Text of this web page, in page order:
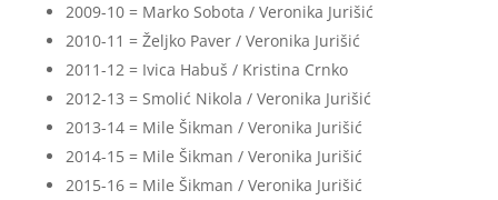
2009-10 = Marko Sobota / Veronika Jurišić
2010-11 = Željko Paver / Veronika Jurišić
2011-12 = Ivica Habuš / Kristina Crnko
2012-13 = Smolić Nikola / Veronika Jurišić
2013-14 = Mile Šikman / Veronika Jurišić
2014-15 = Mile Šikman / Veronika Jurišić
2015-16 = Mile Šikman / Veronika Jurišić